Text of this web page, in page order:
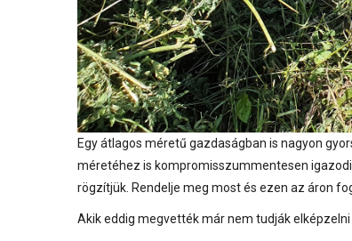
Egy átlagos méretű gazdaságban is nagyon
méretéhez is kompromisszummentesen
rögzítjük. Rendelje meg most és ezen az áron
Akik eddig megvették már nem tudják elképzelni